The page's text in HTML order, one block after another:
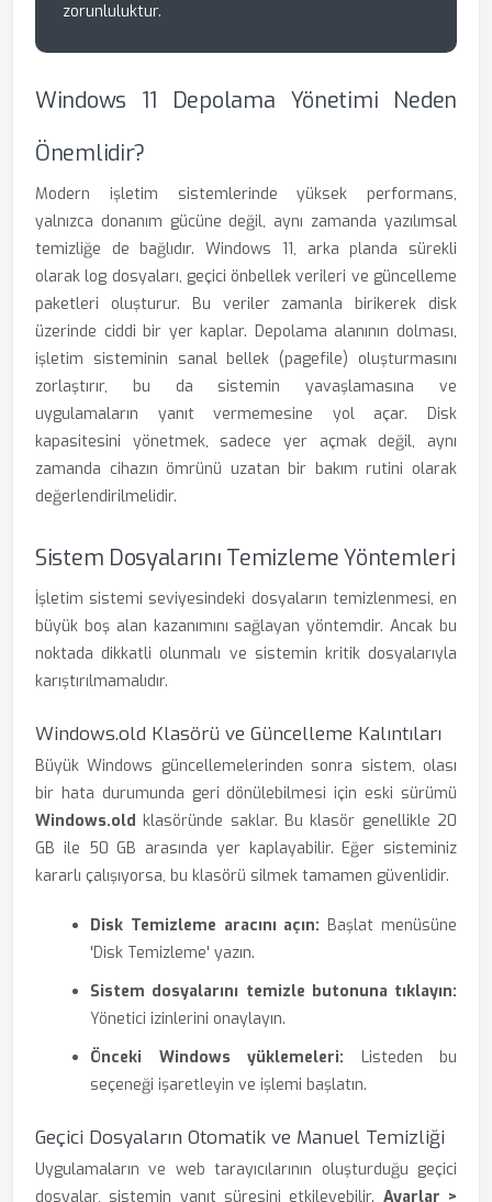
zorunluluktur.
Windows 11 Depolama Yönetimi Neden
Önemlidir?
Modern işletim sistemlerinde yüksek performans,
yalnızca donanım gücüne değil, aynı zamanda yazılımsal
temizliğe de bağlıdır. Windows 11, arka planda sürekli
olarak log dosyaları, geçici önbellek verileri ve güncelleme
paketleri oluşturur. Bu veriler zamanla birikerek disk
üzerinde ciddi bir yer kaplar. Depolama alanının dolması,
işletim sisteminin sanal bellek (pagefile) oluşturmasını
zorlaştırır, bu da sistemin yavaşlamasına ve
uygulamaların yanıt vermemesine yol açar. Disk
kapasitesini yönetmek, sadece yer açmak değil, aynı
zamanda cihazın ömrünü uzatan bir bakım rutini olarak
değerlendirilmelidir.
Sistem Dosyalarını Temizleme Yöntemleri
İşletim sistemi seviyesindeki dosyaların temizlenmesi, en
büyük boş alan kazanımını sağlayan yöntemdir. Ancak bu
noktada dikkatli olunmalı ve sistemin kritik dosyalarıyla
karıştırılmamalıdır.
Windows.old Klasörü ve Güncelleme Kalıntıları
Büyük Windows güncellemelerinden sonra sistem, olası
bir hata durumunda geri dönülebilmesi için eski sürümü
Windows.old klasöründe saklar. Bu klasör genellikle 20
GB ile 50 GB arasında yer kaplayabilir. Eğer sisteminiz
kararlı çalışıyorsa, bu klasörü silmek tamamen güvenlidir.
Disk Temizleme aracını açın: Başlat menüsüne
'Disk Temizleme' yazın.
Sistem dosyalarını temizle butonuna tıklayın:
Yönetici izinlerini onaylayın.
Önceki Windows yüklemeleri: Listeden bu
seçeneği işaretleyin ve işlemi başlatın.
Geçici Dosyaların Otomatik ve Manuel Temizliği
Uygulamaların ve web tarayıcılarının oluşturduğu geçici
dosyalar, sistemin yanıt süresini etkileyebilir. Ayarlar >